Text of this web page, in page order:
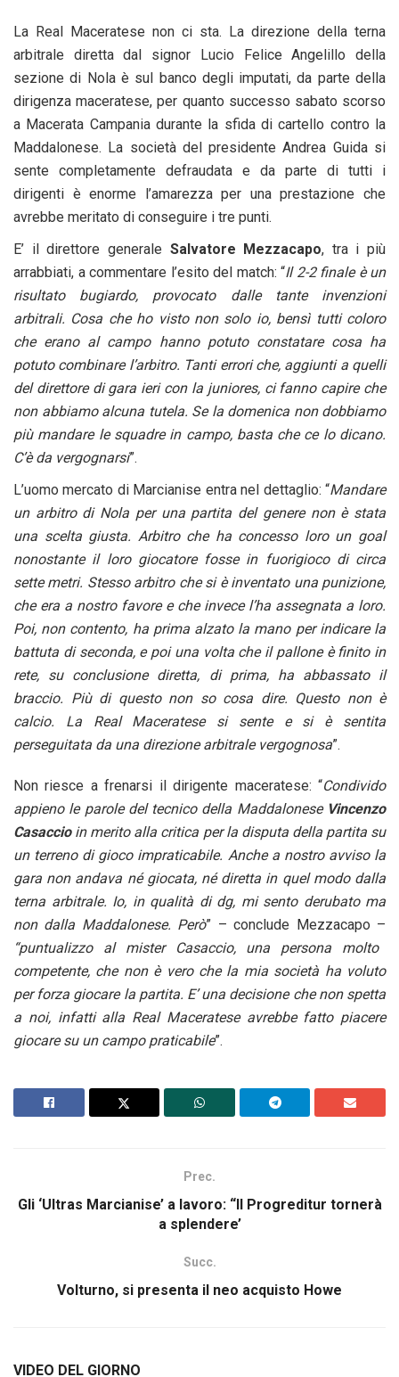
La Real Maceratese non ci sta. La direzione della terna
arbitrale diretta dal signor Lucio Felice Angelillo della
sezione di Nola è sul banco degli imputati, da parte della
dirigenza maceratese, per quanto successo sabato scorso
a Macerata Campania durante la sfida di cartello contro la
Maddalonese. La società del presidente Andrea Guida si
sente completamente defraudata e da parte di tutti i
dirigenti è enorme l’amarezza per una prestazione che
avrebbe meritato di conseguire i tre punti.
E’ il direttore generale Salvatore Mezzacapo, tra i più
arrabbiati, a commentare l’esito del match: “Il 2-2 finale è un
risultato bugiardo, provocato dalle tante invenzioni
arbitrali. Cosa che ho visto non solo io, bensì tutti coloro
che erano al campo hanno potuto constatare cosa ha
potuto combinare l’arbitro. Tanti errori che, aggiunti a quelli
del direttore di gara ieri con la juniores, ci fanno capire che
non abbiamo alcuna tutela. Se la domenica non dobbiamo
più mandare le squadre in campo, basta che ce lo dicano.
C’è da vergognarsi”.
L’uomo mercato di Marcianise entra nel dettaglio: “Mandare
un arbitro di Nola per una partita del genere non è stata
una scelta giusta. Arbitro che ha concesso loro un goal
nonostante il loro giocatore fosse in fuorigioco di circa
sette metri. Stesso arbitro che si è inventato una punizione,
che era a nostro favore e che invece l’ha assegnata a loro.
Poi, non contento, ha prima alzato la mano per indicare la
battuta di seconda, e poi una volta che il pallone è finito in
rete, su conclusione diretta, di prima, ha abbassato il
braccio. Più di questo non so cosa dire. Questo non è
calcio. La Real Maceratese si sente e si è sentita
perseguitata da una direzione arbitrale vergognosa”.
Non riesce a frenarsi il dirigente maceratese: “Condivido
appieno le parole del tecnico della Maddalonese Vincenzo
Casaccioin merito alla critica per la disputa della partita su
un terreno di gioco impraticabile. Anche a nostro avviso la
gara non andava né giocata, né diretta in quel modo dalla
terna arbitrale. Io, in qualità di dg, mi sento derubato ma
non dalla Maddalonese. Però” – conclude Mezzacapo –
“puntualizzo al mister Casaccio, una persona molto
competente, che non è vero che la mia società ha voluto
per forza giocare la partita. E’ una decisione che non spetta
a noi, infatti alla Real Maceratese avrebbe fatto piacere
giocare su un campo praticabile”.
Prec.
Gli ‘Ultras Marcianise’ a lavoro: “Il Progreditur tornerà
a splendere’
Succ.
Volturno, si presenta il neo acquisto Howe
VIDEO DEL GIORNO